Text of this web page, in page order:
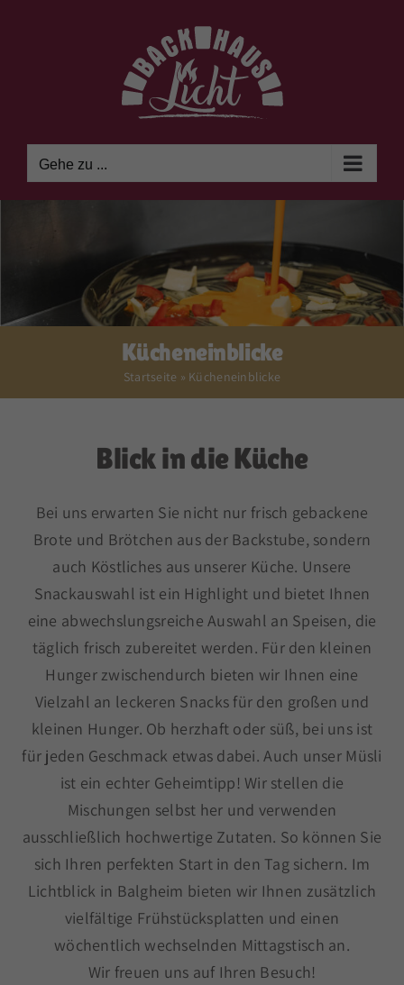
Gehe zu ...
Kücheneinblicke
Startseite » Kücheneinblicke
Blick in die Küche
Bei uns erwarten Sie nicht nur frisch gebackene
Brote und Brötchen aus der Backstube, sondern
auch Köstliches aus unserer Küche. Unsere
Snackauswahl ist ein Highlight und bietet Ihnen
eine abwechslungsreiche Auswahl an Speisen, die
täglich frisch zubereitet werden. Für den kleinen
Hunger zwischendurch bieten wir Ihnen eine
Vielzahl an leckeren Snacks für den großen und
kleinen Hunger. Ob herzhaft oder süß, bei uns ist
für jeden Geschmack etwas dabei. Auch unser Müsli
ist ein echter Geheimtipp! Wir stellen die
Mischungen selbst her und verwenden
ausschließlich hochwertige Zutaten. So können Sie
sich Ihren perfekten Start in den Tag sichern. Im
Lichtblick in Balgheim bieten wir Ihnen zusätzlich
vielfältige Frühstücksplatten und einen
wöchentlich wechselnden Mittagstisch an.
Wir freuen uns auf Ihren Besuch!